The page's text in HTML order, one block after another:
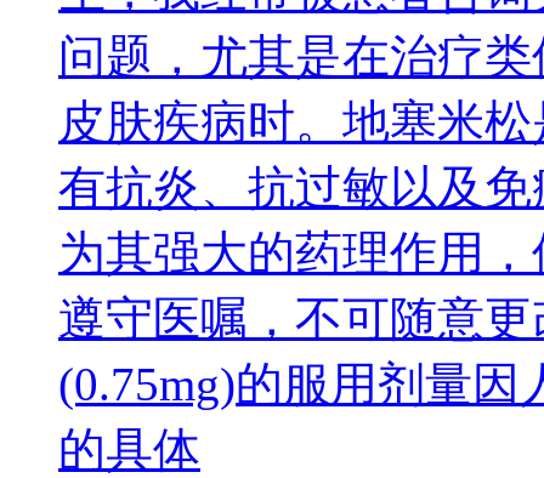
问题，尤其是在治疗
皮肤疾病时。地塞米
有抗炎、抗过敏以及
为其强大的药理作用
遵守医嘱，不可随意
(0.75mg)的服用剂量
的具体